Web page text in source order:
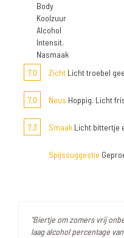
Body
Koolzuur
Alcohol
Intensit.
Nasmaak
7,0
Zicht Licht troebel
7,0 Neus Hoppig. Licht
7,3 Smaak Licht bittertje
Spijssuggestie
"Biertje om zomers vrij
laag alcohol percentage